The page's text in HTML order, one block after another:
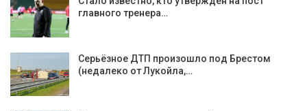
главного тренера…
Серьёзное ДТП произошло под Брестом
(недалеко от Лукойла,…